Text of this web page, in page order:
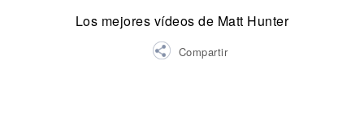
Los mejores vídeos de Matt Hunter
Compartir